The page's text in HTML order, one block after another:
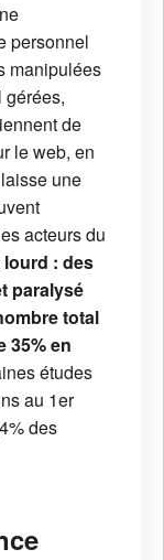
personnel
manipulées
gérées,
de
le web, en
une
acteurs du
lourd : des
paralysé
total
35% en
études
au 1er
des